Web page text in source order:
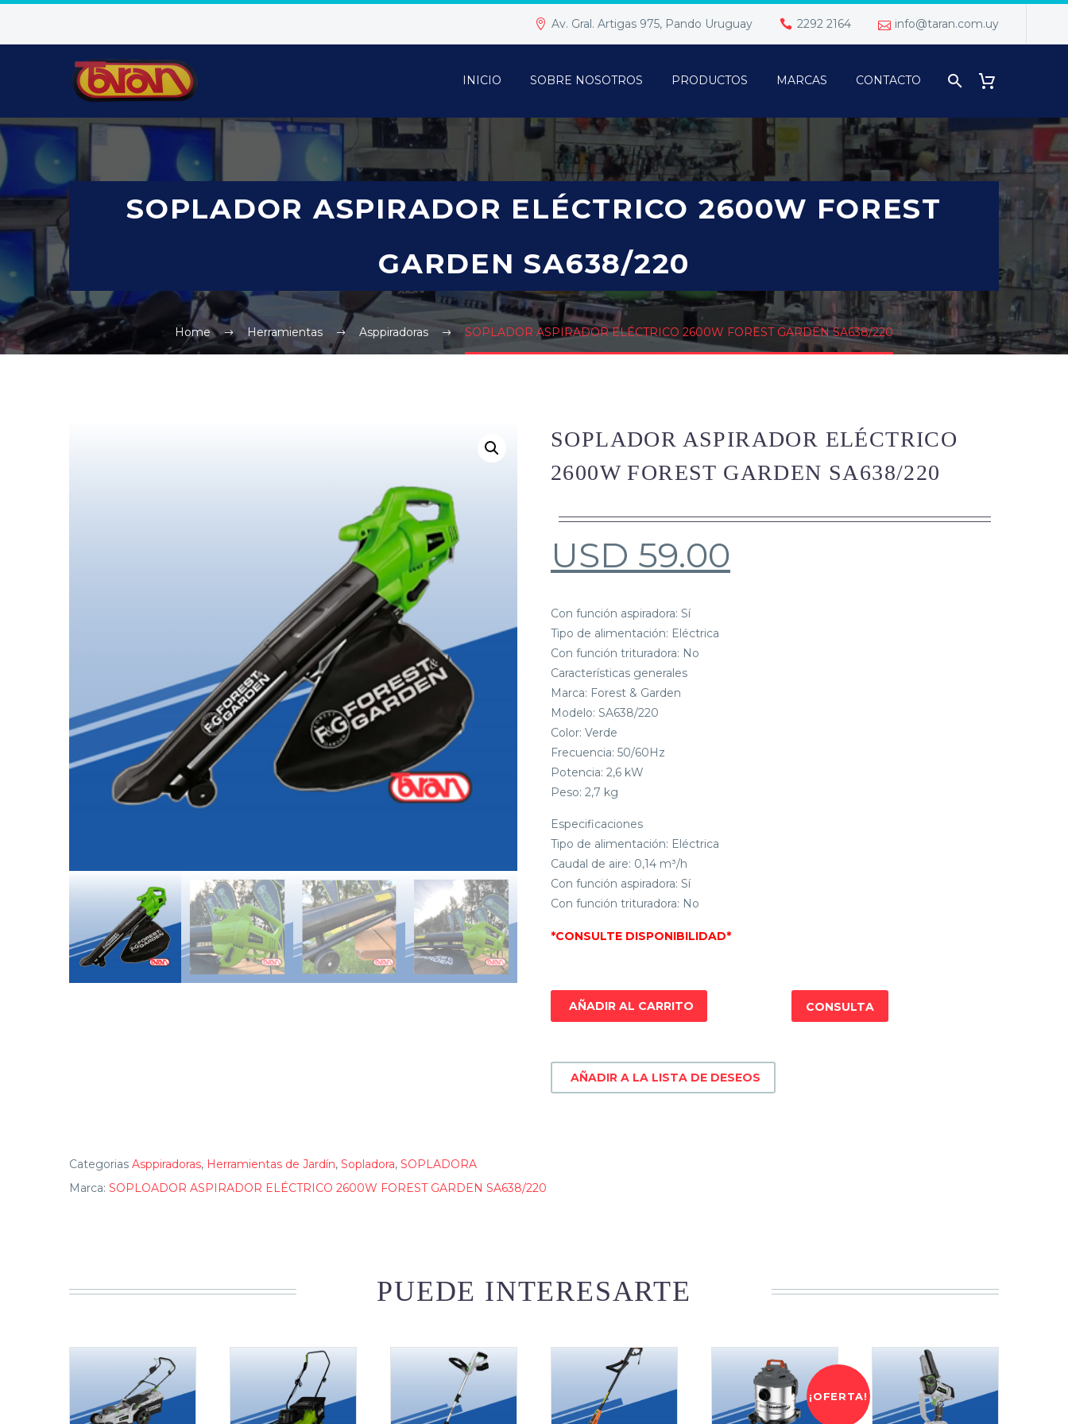
Av. Gral. Artigas 975, Pando Uruguay 2292 2164 info@taran.com.uy
INICIO SOBRE NOSOTROS PRODUCTOS MARCAS CONTACTO
SOPLADOR ASPIRADOR ELÉCTRICO 2600W FOREST
GARDEN SA638/220
Home Herramientas Asppiradoras SOPLADOR ASPIRADOR ELÉCTRICO 2600W FOREST GARDEN SA638/220
SOPLADOR ASPIRADOR ELÉCTRICO
2600W FOREST GARDEN SA638/220
USD 59.00
Con función aspiradora: Sí
Tipo de alimentación: Eléctrica
Con función trituradora: No
Características generales
Marca: Forest & Garden
Modelo: SA638/220
Color: Verde
Frecuencia: 50/60Hz
Potencia: 2,6 kW
Peso: 2,7 kg
Especificaciones
Tipo de alimentación: Eléctrica
Caudal de aire: 0,14 m³/h
Con función aspiradora: Sí
Con función trituradora: No
*CONSULTE DISPONIBILIDAD*
AÑADIR AL CARRITO
AÑADIR A LA LISTA DE DESEOS
CONSULTA
Categorias Asppiradoras, Herramientas de Jardín, Sopladora, SOPLADORA
Marca: SOPLOADOR ASPIRADOR ELÉCTRICO 2600W FOREST GARDEN SA638/220
PUEDE INTERESARTE
¡OFERTA!